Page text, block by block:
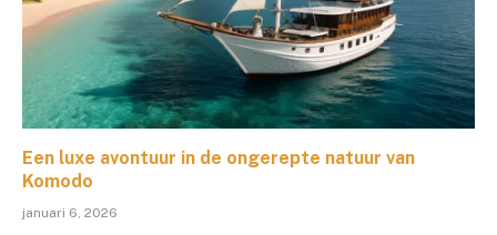
Een luxe avontuur in de ongerepte natuur van
Komodo
januari 6, 2026